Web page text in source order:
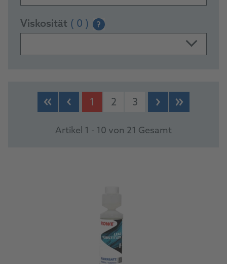
Viskosität ( 0 ) ?
PRODUKTE
1 2 3
Artikel 1 - 10 von 21 Gesamt